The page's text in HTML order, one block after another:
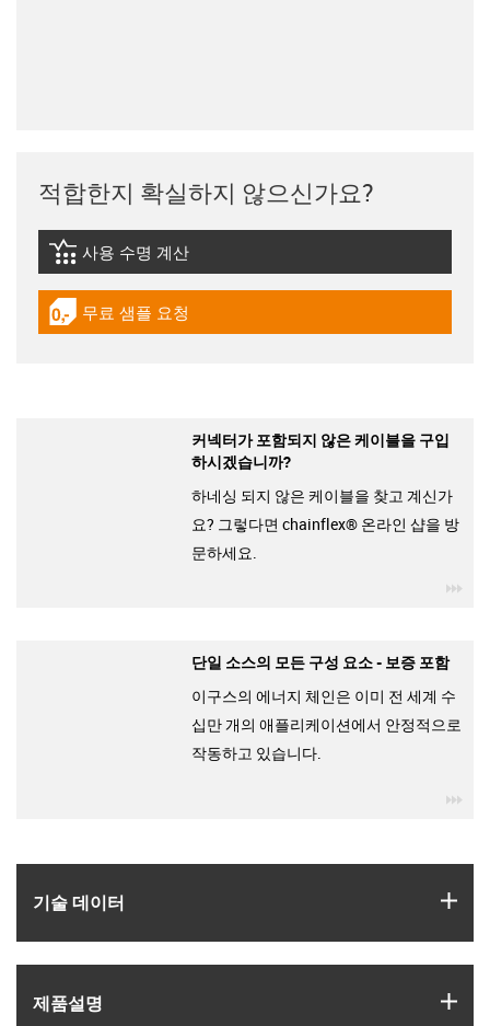
기술 데이터
제품­설명
적합한지 확실하지 않으신가요?
igus-icon-lebensdauerrechner
사용 수명 계산
igus-icon-gratismuster
무료 샘플 요청
커넥터가 포함되지 않은 케이블을 구입
하시겠습니까?
하네싱 되지 않은 케이블을 찾고 계신가
요? 그렇다면 chainflex® 온라인 샵을 방
문하세요.
단일 소스의 모든 구성 요소 - 보증 포함
이구스의 에너지 체인은 이미 전 세계 수
십만 개의 애플리케이션에서 안정적으로
작동하고 있습니다.